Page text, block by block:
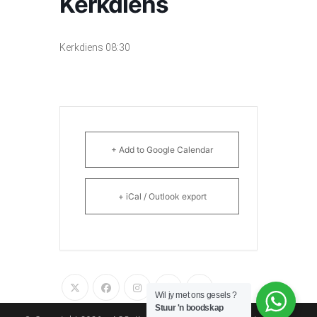
Kerkdiens 08:30
+ Add to Google Calendar
+ iCal / Outlook export
Wil jy met ons gesels ?
Stuur 'n boodskap